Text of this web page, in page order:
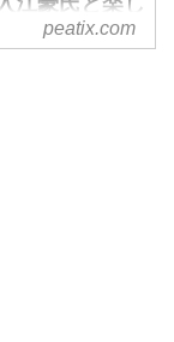
端の銘醸地
ジェ」のワ
ペアリングを
peatix.com